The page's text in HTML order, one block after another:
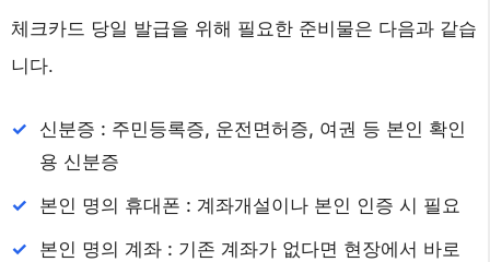
체크카드 당일 발급을 위해 필요한 준비물은 다음과 같습
니다.
신분증 : 주민등록증, 운전면허증, 여권 등 본인 확인
용 신분증
본인 명의 휴대폰 : 계좌개설이나 본인 인증 시 필요
본인 명의 계좌 : 기존 계좌가 없다면 현장에서 바로